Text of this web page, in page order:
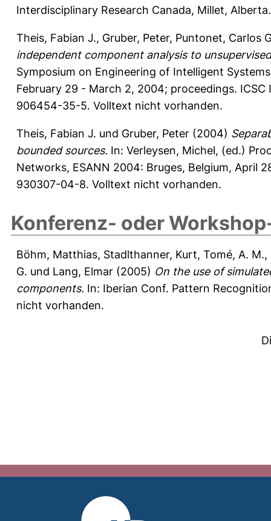
Interdisciplinary Research Canada, Millet,
Theis, Fabian J., Gruber, Peter, Puntonet, Carlos
independent component analysis to
Symposium on Engineering of Intelligent
February 29 - March 2, 2004; proceedings.
906454-35-5. Volltext nicht vorhanden.
Theis, Fabian J. und Gruber, Peter (2004)
bounded sources. In: Verleysen, Michel, (ed.)
Networks, ESANN 2004: Bruges, Belgium, April
930307-04-8. Volltext nicht vorhanden.
Konferenz- oder
Böhm, Matthias, Stadlthanner, Kurt, Tomé, A. M.,
G. und Lang, Elmar (2005) On the use of
components. In: Iberian Conf. Pattern
nicht vorhanden.